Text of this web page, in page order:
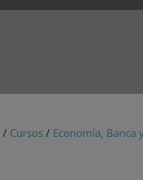
/ Cursos / Economía, Banca